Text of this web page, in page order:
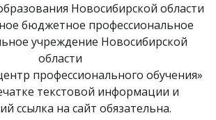
Новосибирской области
бюджетное профессиональное
учреждение Новосибирской
области
профессионального обучения»
текстовой информации и
ссылка на сайт обязательна.